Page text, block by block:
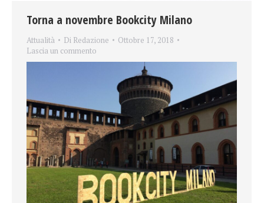
Torna a novembre Bookcity Milano
Attualità Di Redazione
Ottobre 17, 2018
Lascia un commento